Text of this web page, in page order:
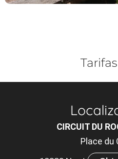
Tarifas
CIRCUIT DU
Place du